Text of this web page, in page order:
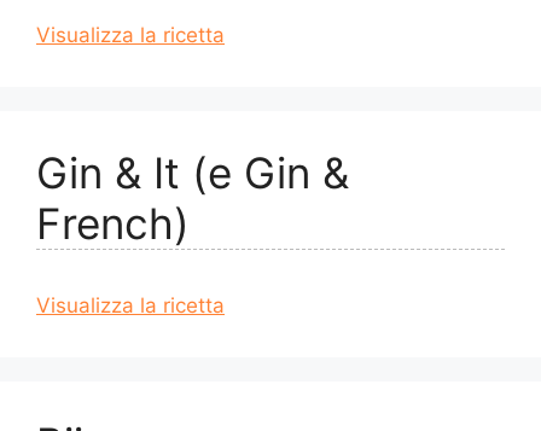
Visualizza la ricetta
Gin & It (e Gin &
French)
Visualizza la ricetta